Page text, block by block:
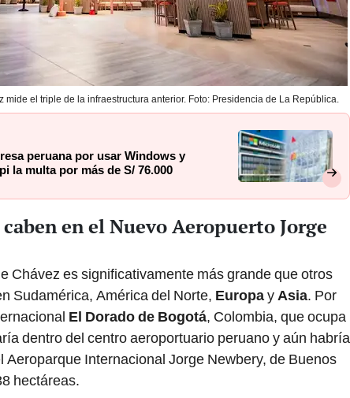
mide el triple de la infraestructura anterior. Foto: Presidencia de La República.
peruana por usar Windows y
la multa por más de S/ 76.000
en el Nuevo Aeropuerto Jorge
Chávez es significativamente más grande que otros
Sudamérica, América del Norte, Europay Asia. Por
El Dorado de Bogotá, Colombia, que ocupa
dentro del centro aeroportuario peruano y aún habría
Aeroparque Internacional Jorge Newbery, de Buenos
hectáreas.